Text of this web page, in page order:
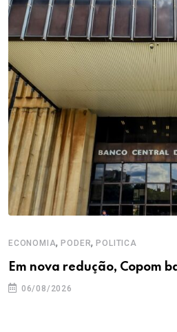
ECONOMIA,PODER,POLITICA
Em nova redução, Copom
06/08/2026